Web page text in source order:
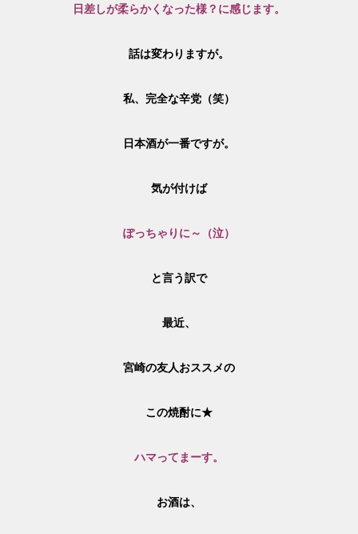
日差しが柔らかくなった様？に感じます。
話は変わりますが。
私、完全な辛党（笑）
日本酒が一番ですが。
気が付けば
ぽっちゃりに～（泣）
と言う訳で
最近、
宮崎の友人おススメの
この焼酎に★
ハマってまーす。
お酒は、